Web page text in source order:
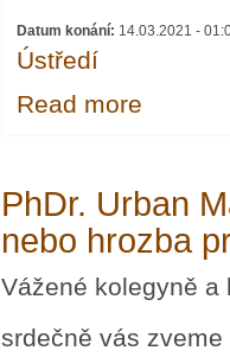
Datum konání: 14.03.2021 -
Ústředí
Read more
PhDr. Urban
nebo hrozba
Vážené kolegyně a
srdečně vás